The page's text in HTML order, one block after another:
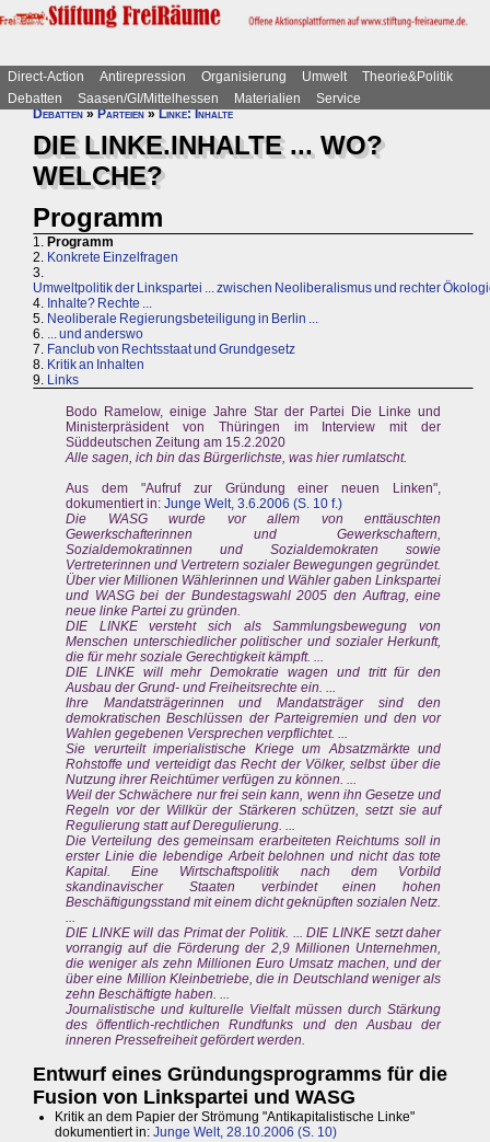
Direct-Action Antirepression Organisierung Umwelt
Theorie&Politik
Debatten
Saasen/GI/Mittelhessen Materialien
Service
Debatten»Parteien»Linke: Inhalte
DIE LINKE.INHALTE ... WO?
WELCHE?
Programm
1. Programm
2. Konkrete Einzelfragen
3.
Umweltpolitik der Linkspartei ... zwischen Neoliberalismus und rechter
4. Inhalte? Rechte ...
5. Neoliberale Regierungsbeteiligung in Berlin ...
6. ... und anderswo
7. Fanclub von Rechtsstaat und Grundgesetz
8. Kritik an Inhalten
9. Links
Bodo Ramelow, einige Jahre Star der Partei Die Linke und
Ministerpräsident von Thüringen im Interview mit der
Süddeutschen Zeitung am 15.2.2020
Alle sagen, ich bin das Bürgerlichste, was hier rumlatscht.
Aus dem "Aufruf zur Gründung einer neuen Linken",
dokumentiert in: Junge Welt, 3.6.2006 (S. 10 f.)
Die WASG wurde vor allem von enttäuschten
Gewerkschafterinnen und Gewerkschaftern,
Sozialdemokratinnen und Sozialdemokraten sowie
Vertreterinnen und Vertretern sozialer Bewegungen gegründet.
Über vier Millionen Wählerinnen und Wähler gaben Linkspartei
und WASG bei der Bundestagswahl 2005 den Auftrag, eine
neue linke Partei zu gründen.
DIE LINKE versteht sich als Sammlungsbewegung von
Menschen unterschiedlicher politischer und sozialer Herkunft,
die für mehr soziale Gerechtigkeit kämpft. ...
DIE LINKE will mehr Demokratie wagen und tritt für den
Ausbau der Grund- und Freiheitsrechte ein. ...
Ihre Mandatsträgerinnen und Mandatsträger sind den
demokratischen Beschlüssen der Parteigremien und den vor
Wahlen gegebenen Versprechen verpflichtet. ...
Sie verurteilt imperialistische Kriege um Absatzmärkte und
Rohstoffe und verteidigt das Recht der Völker, selbst über die
Nutzung ihrer Reichtümer verfügen zu können. ...
Weil der Schwächere nur frei sein kann, wenn ihn Gesetze und
Regeln vor der Willkür der Stärkeren schützen, setzt sie auf
Regulierung statt auf Deregulierung. ...
Die Verteilung des gemeinsam erarbeiteten Reichtums soll in
erster Linie die lebendige Arbeit belohnen und nicht das tote
Kapital. Eine Wirtschaftspolitik nach dem Vorbild
skandinavischer Staaten verbindet einen hohen
Beschäftigungsstand mit einem dicht geknüpften sozialen Netz.
...
DIE LINKE will das Primat der Politik. ... DIE LINKE setzt daher
vorrangig auf die Förderung der 2,9 Millionen Unternehmen,
die weniger als zehn Millionen Euro Umsatz machen, und der
über eine Million Kleinbetriebe, die in Deutschland weniger als
zehn Beschäftigte haben. ...
Journalistische und kulturelle Vielfalt müssen durch Stärkung
des öffentlich-rechtlichen Rundfunks und den Ausbau der
inneren Pressefreiheit gefördert werden.
Entwurf eines Gründungsprogramms für die
Fusion von Linkspartei und WASG
Kritik an dem Papier der Strömung "Antikapitalistische Linke"
dokumentiert in: Junge Welt, 28.10.2006 (S. 10)